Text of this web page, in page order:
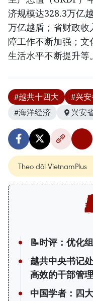
济规模达328.3万亿
万亿越盾；省财政
障工作不断加强；
生活水平不断提升等
#越共十四大 #兴
#海洋经济
兴安
Theo dõi VietnamPlus
📝时评：优化
越共中央书记
高效的干部管
中国学者：四